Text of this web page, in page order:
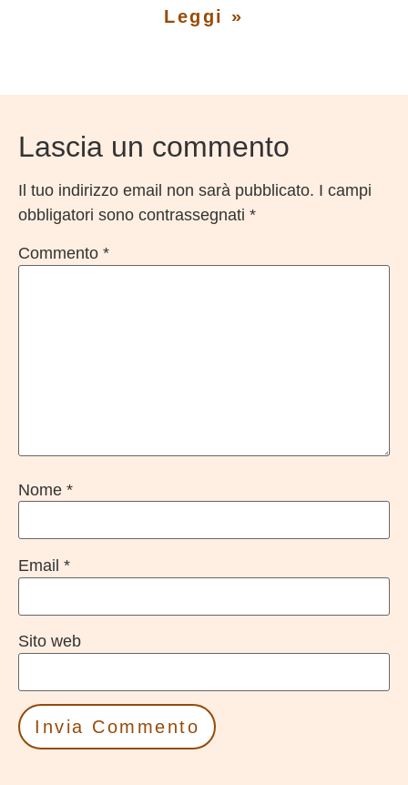
Leggi »
Lascia un commento
Il tuo indirizzo email non sarà pubblicato. I campi
obbligatori sono contrassegnati *
Commento *
Nome *
Email *
Sito web